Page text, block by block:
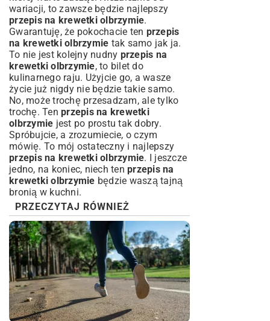
wariacji, to zawsze będzie najlepszy
przepis na krewetki olbrzymie.
Gwarantuję, że pokochacie ten przepis
na krewetki olbrzymie tak samo jak ja.
To nie jest kolejny nudny przepis na
krewetki olbrzymie, to bilet do
kulinarnego raju. Użyjcie go, a wasze
życie już nigdy nie będzie takie samo.
No, może trochę przesadzam, ale tylko
trochę. Ten przepis na krewetki
olbrzymie jest po prostu tak dobry.
Spróbujcie, a zrozumiecie, o czym
mówię. To mój ostateczny i najlepszy
przepis na krewetki olbrzymie. I jeszcze
jedno, na koniec, niech ten przepis na
krewetki olbrzymie będzie waszą tajną
bronią w kuchni.
PRZECZYTAJ RÓWNIEŻ